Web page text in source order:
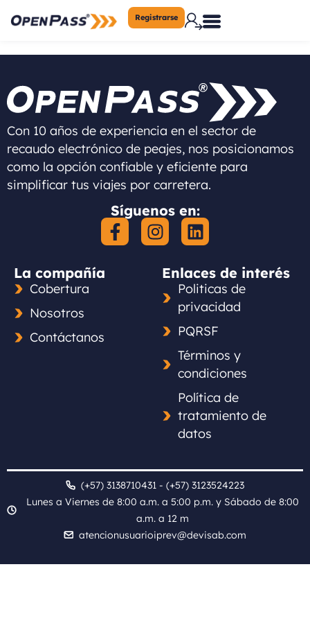
Registrarse
Con 10 años de experiencia en el sector de
recaudo electrónico de peajes, nos posicionamos
como la opción confiable y eficiente para
simplificar tus viajes por carretera.
Síguenos en:
La compañía
Cobertura
Nosotros
Contáctanos
Enlaces de interés
Politicas de
privacidad
PQRSF
Términos y
condiciones
Política de
tratamiento de
datos
(+57) 3138710431 - (+57) 3123524223
Lunes a Viernes de 8:00 a.m. a 5:00 p.m. y Sábado de 8:00
a.m. a 12 m
atencionusuarioiprev@devisab.com